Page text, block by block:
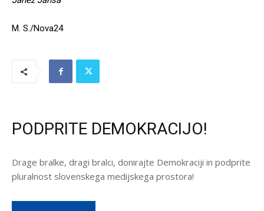
M. S./Nova24
PODPRITE DEMOKRACIJO!
Drage bralke, dragi bralci, donirajte Demokraciji in podprite
pluralnost slovenskega medijskega prostora!